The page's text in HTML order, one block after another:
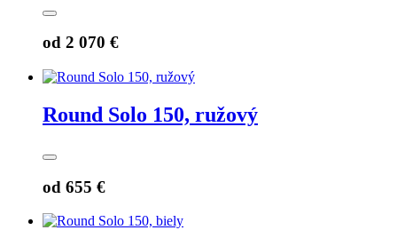
od 2 070 €
Round Solo 150, ružový
od 655 €